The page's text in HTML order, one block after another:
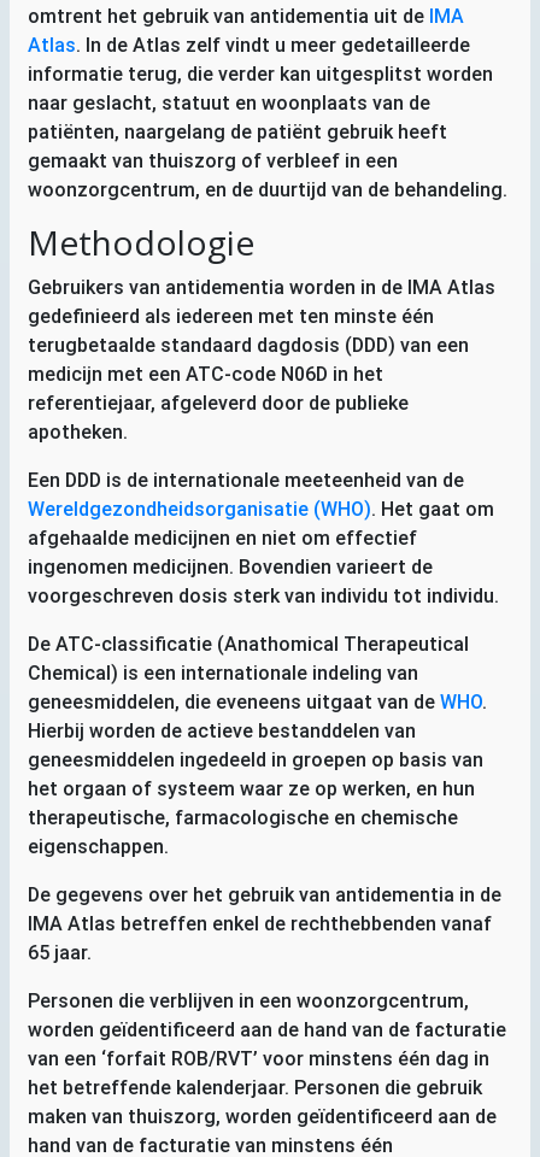
omtrent het gebruik van antidementia uit de IMA
Atlas. In de Atlas zelf vindt u meer gedetailleerde
informatie terug, die verder kan uitgesplitst worden
naar geslacht, statuut en woonplaats van de
patiënten, naargelang de patiënt gebruik heeft
gemaakt van thuiszorg of verbleef in een
woonzorgcentrum, en de duurtijd van de behandeling.
Methodologie
Gebruikers van antidementia worden in de IMA Atlas
gedefinieerd als iedereen met ten minste één
terugbetaalde standaard dagdosis (DDD) van een
medicijn met een ATC-code N06D in het
referentiejaar, afgeleverd door de publieke
apotheken.
Een DDD is de internationale meeteenheid van de
Wereldgezondheidsorganisatie (WHO). Het gaat om
afgehaalde medicijnen en niet om effectief
ingenomen medicijnen. Bovendien varieert de
voorgeschreven dosis sterk van individu tot individu.
De ATC-classificatie (Anathomical Therapeutical
Chemical) is een internationale indeling van
geneesmiddelen, die eveneens uitgaat van de WHO.
Hierbij worden de actieve bestanddelen van
geneesmiddelen ingedeeld in groepen op basis van
het orgaan of systeem waar ze op werken, en hun
therapeutische, farmacologische en chemische
eigenschappen.
De gegevens over het gebruik van antidementia in de
IMA Atlas betreffen enkel de rechthebbenden vanaf
65 jaar.
Personen die verblijven in een woonzorgcentrum,
worden geïdentificeerd aan de hand van de facturatie
van een ‘forfait ROB/RVT’ voor minstens één dag in
het betreffende kalenderjaar. Personen die gebruik
maken van thuiszorg, worden geïdentificeerd aan de
hand van de facturatie van minstens één